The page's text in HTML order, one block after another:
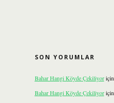
SON YORUMLAR
Bahar Hangi Köyde Çekiliyoriçin
Bahar Hangi Köyde Çekiliyoriçin